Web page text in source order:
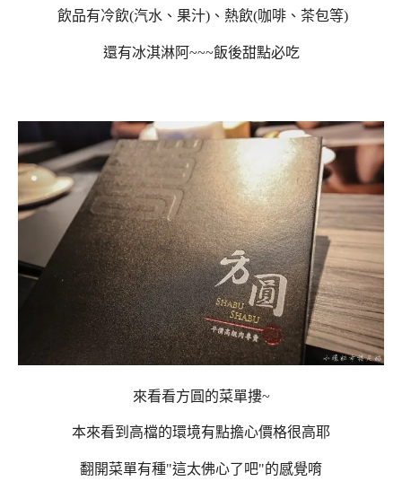
飲品有冷飲(汽水、果汁)、熱飲(咖啡、茶包等)
還有冰淇淋阿~~~飯後甜點必吃
來看看方圓的菜單摟~
本來看到高檔的環境有點擔心價格很高耶
翻開菜單有種"這太佛心了吧"的感覺唷